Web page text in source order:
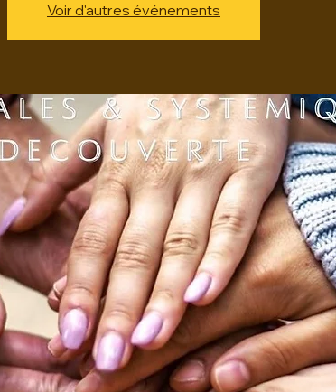
Voir d'autres événements